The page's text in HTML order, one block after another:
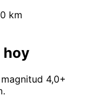
km
hoy
4,0+